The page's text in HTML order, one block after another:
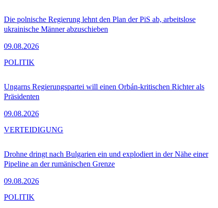
Die polnische Regierung lehnt den Plan der PiS ab, arbeitslose
ukrainische Männer abzuschieben
09.08.2026
Ungarns Regierungspartei will einen Orbán-kritischen Richter als
Präsidenten
09.08.2026
POLITIK
Drohne dringt nach Bulgarien ein und explodiert in der Nähe einer
Pipeline an der rumänischen Grenze
09.08.2026
VERTEIDIGUNG
POLITIK